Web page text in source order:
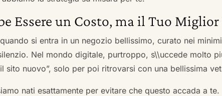
Essere un Costo, ma il Tuo
si entra in un negozio bellissimo, curato nei
Nel mondo digitale, purtroppo, s\\uccede molto
nuovo”, solo per poi ritrovarsi con una bellissima
nati esattamente per evitare che questo accada a te.